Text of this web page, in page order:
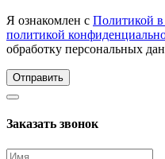
Я ознакомлен с Политикой
политикой
обработку персональных
Отправить
Заказать звонок